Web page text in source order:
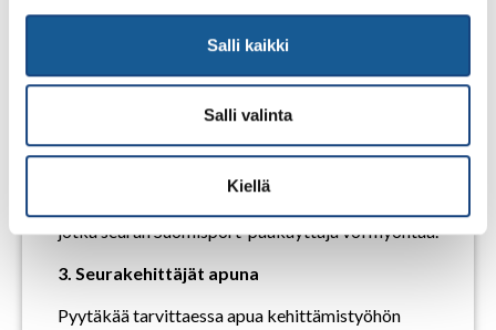
Salli kaikki
Salli valinta
Kiellä
varmistaa, että seura varmasti hyötyy prosessista.
2. Liittykää Suomisportin Tähtiseura-
verkkopalveluun
Tähtiseura-verkkopalvelu toimii Suomisportissa.
Avatkaa kehittämispolku, valitkaa osa-alue ja
aloittakaa työstö! Jokaisella tiimin jäsenellä tulee
jotka seuran Suomisport-pääkäyttäjä voi myöntää.
3. Seurakehittäjät apuna
Pyytäkää tarvittaessa apua kehittämistyöhön